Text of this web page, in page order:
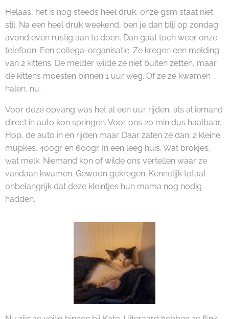
Helaas, het is nog steeds heel druk, onze gsm staat niet
stil. Na een heel druk weekend, ben je dan blij op zondag
avond even rustig aan te doen. Dan gaat toch weer onze
telefoon. Een collega-organisatie. Ze kregen een melding
van 2 kittens. De melder wilde ze niet buiten zetten, maar
de kittens moesten binnen 1 uur weg. Of ze ze kwamen
halen, nu.
Voor deze opvang was het al een uur rijden, als al iemand
direct in auto kon springen. Voor ons 20 min dus haalbaar.
Hop, de auto in en rijden maar. Daar zaten ze dan. 2 kleine
mupkes. 400gr en 600gr. In een leeg huis. Wat brokjes,
wat melk. Niemand kon of wilde ons vertellen waar ze
vandaan kwamen. Gewoon gekregen. Kennelijk totaal
onbelangrijk dat deze kleintjes hun mama nog nodig
hadden.